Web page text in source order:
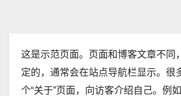
这是示范页面。页面和博客文章不同
定的，通常会在站点导航栏显示。很
个“关于”页面，向访客介绍自己。例如